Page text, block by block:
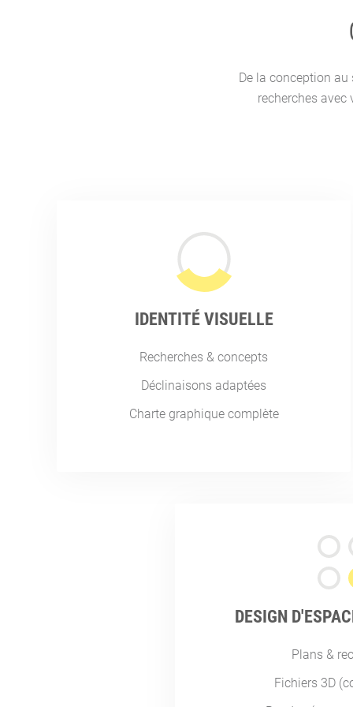
De la conception
recherches
IDENTITÉ VISUELLE
Recherches & concepts
Déclinaisons adaptées
Charte graphique complète
DESIGN
Plans &
Fichiers 3D